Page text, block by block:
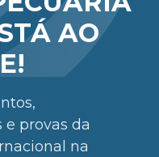
AO
provas da
na